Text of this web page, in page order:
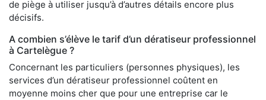
de piège à utiliser jusqu’à d’autres détails encore plus
décisifs.
A combien s’élève le tarif d’un dératiseur professionnel
à Cartelègue ?
Concernant les particuliers (personnes physiques), les
services d’un dératiseur professionnel coûtent en
moyenne moins cher que pour une entreprise car le